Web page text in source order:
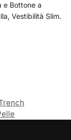
e Bottone a
Vestibilità Slim.